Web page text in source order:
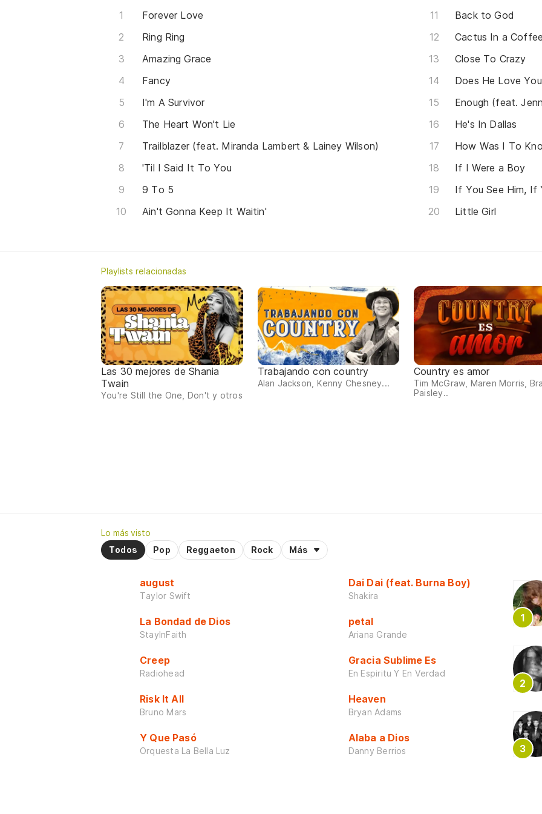
Forever Love
Ring Ring
Amazing Grace
Fancy
I'm A Survivor
The Heart Won't Lie
Trailblazer (feat. Miranda Lambert & Lainey Wilson)
'Til I Said It To You
9 To 5
Ain't Gonna Keep It Waitin'
Back to God
Cactus In a
Close To Crazy
Does He Love
Enough (feat.
He's In Dallas
How Was I To
If I Were a Boy
If You See Him, If
Little Girl
Playlists relacionadas
Las 30 mejores de Shania
Twain
You're Still the One, Don't y otros
Trabajando con country
Alan Jackson, Kenny Chesney...
Country es amor
Tim McGraw, Maren Morris,
Paisley..
Lo más visto
Todos
Pop Reggaeton Rock Más
august
Taylor Swift
La Bondad de Dios
StayInFaith
Creep
Radiohead
Risk It All
Bruno Mars
Y Que Pasó
Orquesta La Bella Luz
Dai Dai (feat. Burna Boy)
Shakira
petal
Ariana Grande
Gracia Sublime Es
En Espiritu Y En Verdad
Heaven
Bryan Adams
Alaba a Dios
Danny Berrios